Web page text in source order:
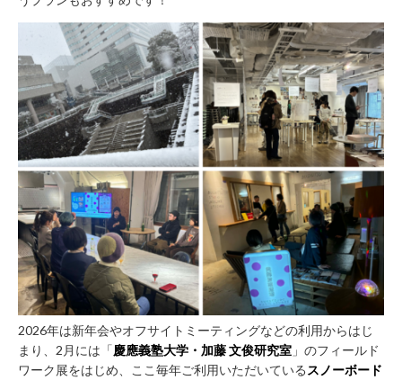
2026年は新年会やオフサイトミーティングなどの利用からはじ
まり、2月には「慶應義塾大学・加藤 文俊研究室 」のフィールド
ワーク展をはじめ、ここ毎年ご利用いただいている スノーボード
い
合
せ
新
規
の
方
会
員
登
録
済
み
の
方
取
材